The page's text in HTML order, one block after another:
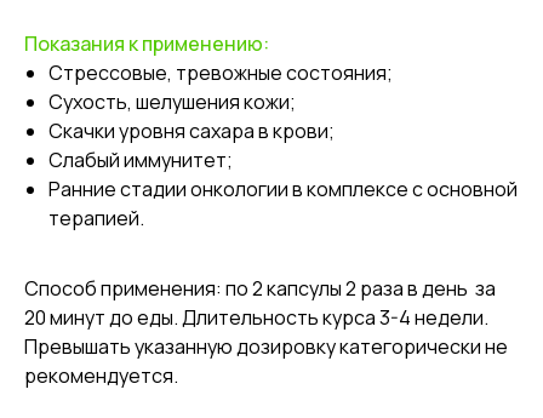
Показания к применению:
Стрессовые, тревожные состояния;
Сухость, шелушения кожи;
Скачки уровня сахара в крови;
Слабый иммунитет;
Ранние стадии онкологии в комплексе с основной
терапией.
Способ применения: по 2 капсулы 2 раза в день за
20 минут до еды. Длительность курса 3-4 недели.
Превышать указанную дозировку категорически не
рекомендуется.